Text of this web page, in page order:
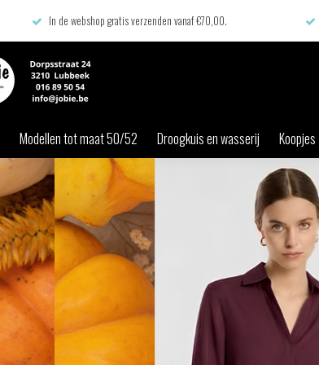
In de webshop gratis verzenden vanaf €70,00.
Modellen tot maat 50/52 Droogkuis en wasserij Koopjes